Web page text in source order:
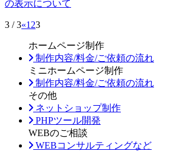
の表示について
3 / 3«1 23
ホームページ制作
制作内容/料金/ご依頼の流れ
ミニホームページ制作
制作内容/料金/ご依頼の流れ
その他
ネットショップ制作
PHPツール開発
WEBのご相談
WEBコンサルティングなど